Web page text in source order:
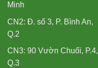
Minh
CN2: Đ. số 3, P. Bình An,
Q.2
CN3: 90 Vườn Chuối, P.4,
Q.3